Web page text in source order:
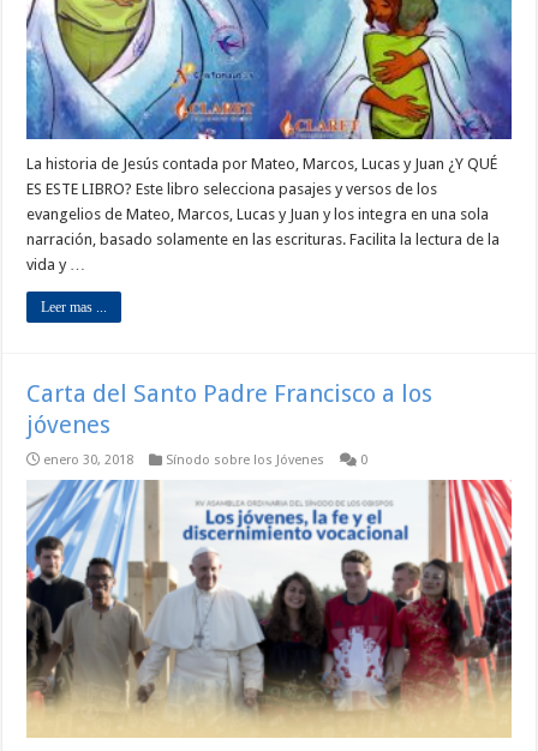
La historia de Jesús contada por Mateo, Marcos, Lucas y Juan ¿Y QUÉ
ES ESTE LIBRO? Este libro selecciona pasajes y versos de los
evangelios de Mateo, Marcos, Lucas y Juan y los integra en una sola
narración, basado solamente en las escrituras. Facilita la lectura de la
vida y …
Leer mas ...
Carta del Santo Padre Francisco a los
jóvenes
enero 30, 2018 Sínodo sobre los Jóvenes 0